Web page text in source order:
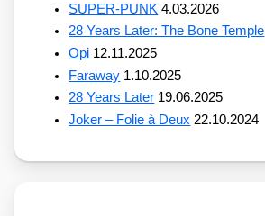
SUPER-PUNK 4.03.2026
28 Years Later: The Bone Temple
Opi 12.11.2025
Faraway 1.10.2025
28 Years Later 19.06.2025
Joker – Folie à Deux 22.10.2024